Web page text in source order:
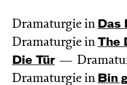
Dramaturgie in Das
Dramaturgie in The
Die Tür
Dramaturgie in Bin